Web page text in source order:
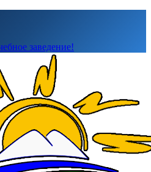
заведение!